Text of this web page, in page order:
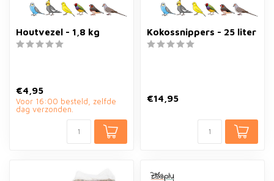
Houtvezel - 1,8 kg
€4,95
Voor 16:00 besteld, zelfde
dag verzonden.
Kokossnippers - 25 liter
€14,95